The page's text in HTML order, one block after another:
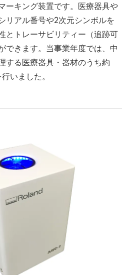
ーキング装置です。医療器具や
リアル番号や2次元シンボルを
とトレーサビリティー（追跡可
できます。当事業年度では、中
する医療器具・器材のうち約
いました。